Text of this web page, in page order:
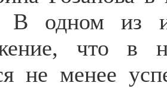
В одном из
что в
не менее